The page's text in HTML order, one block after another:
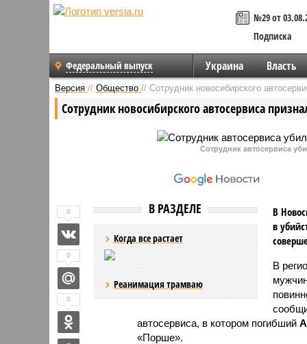
№29 от
Подписка
Федеральный выпуск Украина Власть
Версия // Общество // Сотрудник новосибирского
Сотрудник новосибирского автосервиса
Сотрудник автосервиса
В РАЗДЕЛЕ
Когда все растает
Реанимация трамваю
В
в
В
автосервиса, в котором погибший
«Порше».
0
0
0